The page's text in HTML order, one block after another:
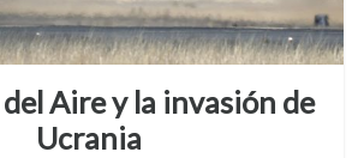
Aire y la invasión de
Ucrania